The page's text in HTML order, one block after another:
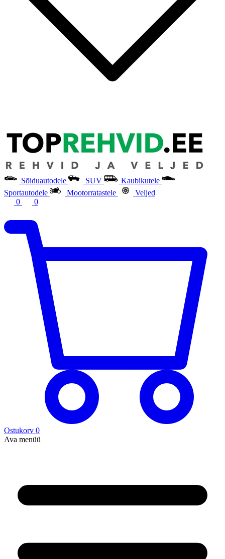
Sõiduautodele SUV
Kaubikutele
Sportautodele
Mootorratastele
Veljed
0
0
Ostukorv 0
Ava menüü